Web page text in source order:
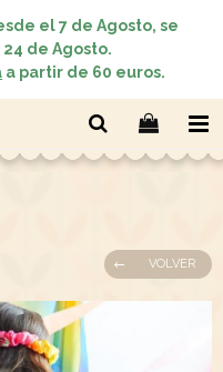
el 7 de Agosto, se
de Agosto.
a partir de 60 euros.
VOLVER